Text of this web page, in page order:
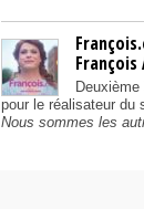
François
pour le réalisateur du
Nous sommes les